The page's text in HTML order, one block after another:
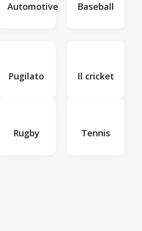
Automotive Baseball
Pugilato Il cricket
Rugby Tennis